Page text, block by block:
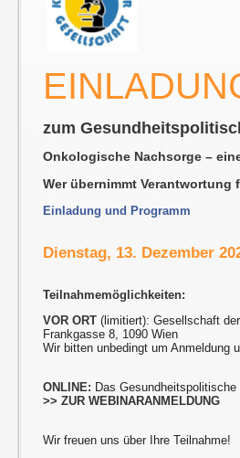
zum
Onkologische Nachsorge –
Wer übernimmt Verantwortung
Einladung und Programm
Dienstag, 13. Dezember
Teilnahmemöglichkeiten:
VOR ORT (limitiert): Gesellschaft
Frankgasse 8, 1090 Wien
Wir bitten unbedingt um Anmeldung
ONLINE: Das
>> ZUR WEBINARANMELDUNG
Wir freuen uns über Ihre Teilnahme!